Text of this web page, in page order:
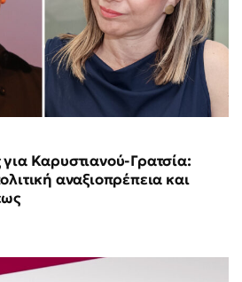
Καρυστιανού-Γρατσία:
αναξιοπρέπεια και